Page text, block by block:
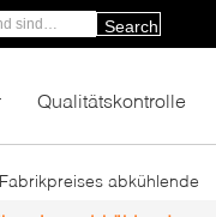
Search
Qualitätskontrolle
abkühlende